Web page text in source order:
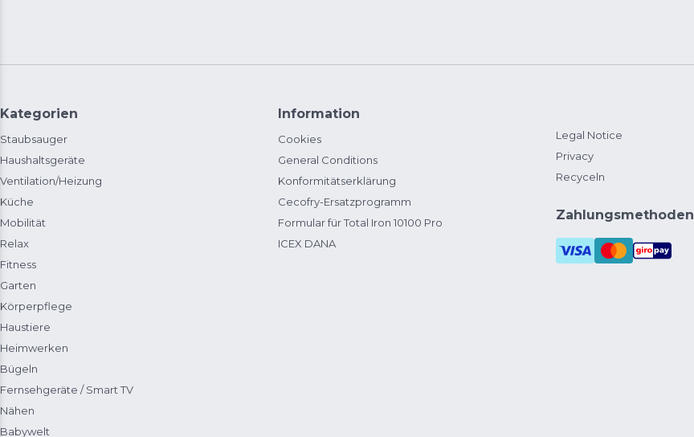
Kategorien
Staubsauger
Haushaltsgeräte
Ventilation/Heizung
Küche
Mobilität
Relax
Fitness
Garten
Körperpflege
Haustiere
Heimwerken
Bügeln
Fernsehgeräte / Smart TV
Nähen
Babywelt
Information
Cookies
General Conditions
Konformitätserklärung
Cecofry-Ersatzprogramm
Formular für Total Iron 10100 Pro
ICEX DANA
Legal Notice
Privacy
Recyceln
Zahlungsmethoden